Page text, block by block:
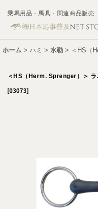
乗馬用品・馬具・関連商品販売
ホーム > ハミ > 水勒 > ＜HS（
＜HS（Herm. Sprenger）＞ ラ
[03073]